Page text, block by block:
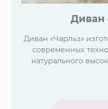
Диван
Диван «Чарльз»
современных
натурального